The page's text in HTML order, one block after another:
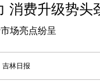
消费升级势头
场亮点纷呈
吉林日报